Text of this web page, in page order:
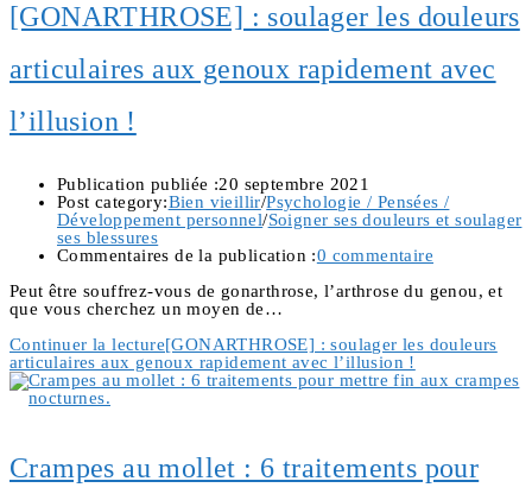
[GONARTHROSE] : soulager les douleurs
articulaires aux genoux rapidement avec
l’illusion !
Publication publiée :20 septembre 2021
Post category:Bien vieillir/Psychologie / Pensées /
Développement personnel/Soigner ses douleurs et soulager
ses blessures
Commentaires de la publication :0 commentaire
Peut être souffrez-vous de gonarthrose, l’arthrose du genou, et
que vous cherchez un moyen de…
Continuer la lecture[GONARTHROSE] : soulager les douleurs
articulaires aux genoux rapidement avec l’illusion !
Crampes au mollet : 6 traitements pour